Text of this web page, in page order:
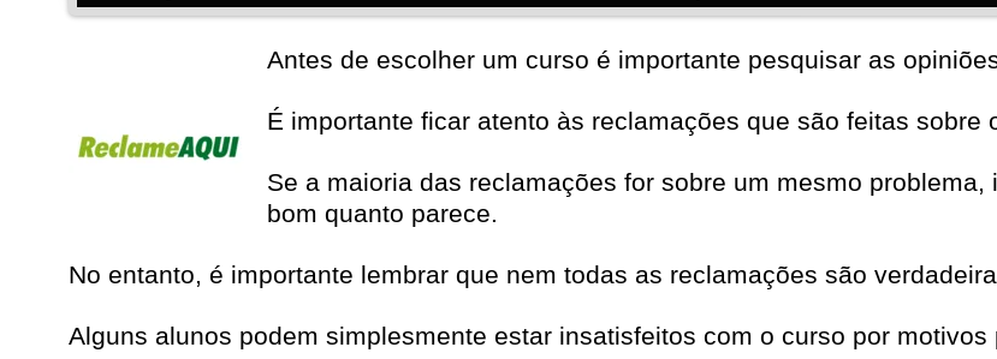
Antes de escolher um curso é importante pesquisar as
É importante ficar atento às reclamações que são feitas sobre
Se a maioria das reclamações for sobre um mesmo
bom quanto parece.
No entanto, é importante lembrar que nem todas as reclamações são
Alguns alunos podem simplesmente estar insatisfeitos com o curso por motivos